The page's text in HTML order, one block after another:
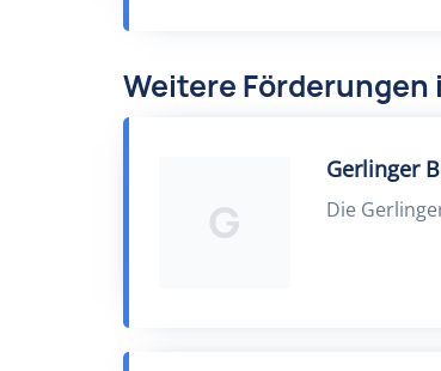
Weitere
G
Gerlinger
Die